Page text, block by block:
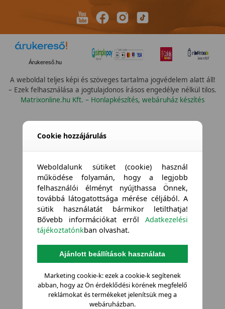
Árukereső.hu
A weboldal teljes képi és szöveges tartalma jogvédelem alatt áll!
– Ezek felhasználása a jogtulajdonos írásos engedélye nélkül tilos.
Matrixonline.hu Kft. – Honlapkészítés, webáruház készítés
Cookie hozzájárulás
Weboldalunk sütiket (cookie) használ
működése folyamán, hogy a legjobb
felhasználói élményt nyújthassa Önnek,
továbbá látogatottsága mérése céljából. A
sütik használatát bármikor letilthatja!
Bővebb információkat errőlAdatkezelési
tájékoztatónkban olvashat.
Ajánlott beállítások használata
Marketing cookie-k: ezek a cookie-k segítenek
abban, hogy az Ön érdeklődési körének megfelelő
reklámokat és termékeket jelenítsük meg a
webáruházban.